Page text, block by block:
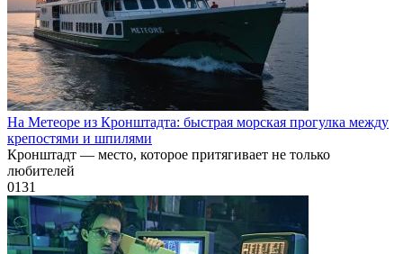
На Метеоре из Кронштадта: быстрая морская прогулка между
крепостями и шпилями
Кронштадт — место, которое притягивает не только
любителей
0131